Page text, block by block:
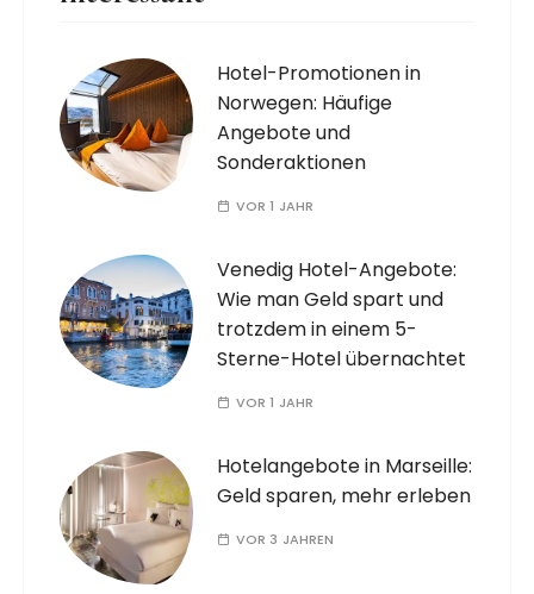
Hotel-Promotionen in
Norwegen: Häufige
Angebote und
Sonderaktionen
VOR 1 JAHR
Venedig Hotel-Angebote:
Wie man Geld spart und
trotzdem in einem 5-
Sterne-Hotel übernachtet
VOR 1 JAHR
Hotelangebote in Marseille:
Geld sparen, mehr erleben
VOR 3 JAHREN